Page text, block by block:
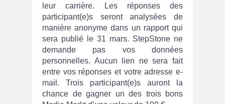
leur carrière. Les réponses des
participant(e)s seront analysées de
manière anonyme dans un rapport qui
sera publié le 31 mars. StepStone ne
demande pas vos données
personnelles. Aucun lien ne sera fait
entre vos réponses et votre adresse e-
mail. Trois participant(e)s auront la
chance de gagner un des trois bons